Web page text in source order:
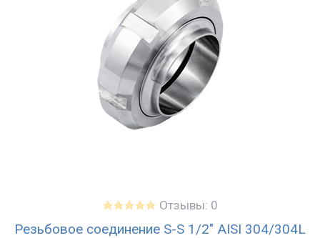
Отзывы: 0
Резьбовое соединение S-S 1/2" AISI 304/304L